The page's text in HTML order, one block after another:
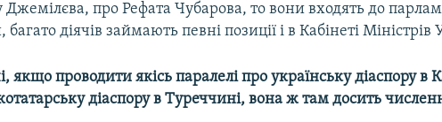
Джемілєва, про Рефата Чубарова, то вони входять до
багато діячів займають певні позиції і в Кабінеті Міністрів
якщо проводити якісь паралелі про українську діаспору в
діаспору в Туреччині, вона ж там досить